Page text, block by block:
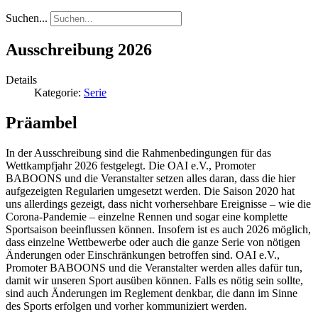
Suchen...
Ausschreibung 2026
Details
Kategorie: Serie
Präambel
In der Ausschreibung sind die Rahmenbedingungen für das
Wettkampfjahr 2026 festgelegt. Die OAI e.V., Promoter
BABOONS und die Veranstalter setzen alles daran, dass die hier
aufgezeigten Regularien umgesetzt werden. Die Saison 2020 hat
uns allerdings gezeigt, dass nicht vorhersehbare Ereignisse – wie die
Corona-Pandemie – einzelne Rennen und sogar eine komplette
Sportsaison beeinflussen können. Insofern ist es auch 2026 möglich,
dass einzelne Wettbewerbe oder auch die ganze Serie von nötigen
Änderungen oder Einschränkungen betroffen sind. OAI e.V.,
Promoter BABOONS und die Veranstalter werden alles dafür tun,
damit wir unseren Sport ausüben können. Falls es nötig sein sollte,
sind auch Änderungen im Reglement denkbar, die dann im Sinne
des Sports erfolgen und vorher kommuniziert werden.